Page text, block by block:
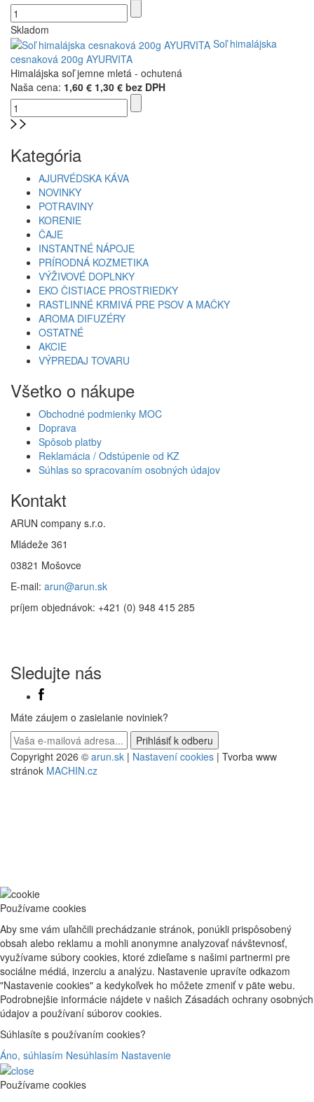
Skladom
Soľ himalájska
cesnaková 200g AYURVITA
Himalájska soľ jemne mletá - ochutená
Naša cena: 1,60 € 1,30 € bez DPH
Kategória
AJURVÉDSKA KÁVA
NOVINKY
POTRAVINY
KORENIE
ČAJE
INSTANTNÉ NÁPOJE
PRÍRODNÁ KOZMETIKA
VÝŽIVOVÉ DOPLNKY
EKO ČISTIACE PROSTRIEDKY
RASTLINNÉ KRMIVÁ PRE PSOV A MAČKY
AROMA DIFUZÉRY
OSTATNÉ
AKCIE
VÝPREDAJ TOVARU
Všetko o nákupe
Obchodné podmienky MOC
Doprava
Spôsob platby
Reklamácia / Odstúpenie od KZ
Súhlas so spracovaním osobných údajov
Kontakt
ARUN company s.r.o.
Mládeže 361
03821 Mošovce
E-mail: arun@arun.sk
príjem objednávok: +421 (0) 948 415 285
Sledujte nás
Máte záujem o zasielanie noviniek?
Copyright 2026 © arun.sk | Nastavení cookies | Tvorba www
stránok MACHIN.cz
Používame cookies
Aby sme vám uľahčili prechádzanie stránok, ponúkli prispôsobený
obsah alebo reklamu a mohli anonymne analyzovať návštevnosť,
využívame súbory cookies, ktoré zdieľame s našimi partnermi pre
sociálne médiá, inzerciu a analýzu. Nastavenie upravíte odkazom
"Nastavenie cookies" a kedykoľvek ho môžete zmeniť v päte webu.
Podrobnejšie informácie nájdete v našich Zásadách ochrany osobných
údajov a používaní súborov cookies.
Súhlasíte s používaním cookies?
Áno, súhlasím Nesúhlasím Nastavenie
Používame cookies